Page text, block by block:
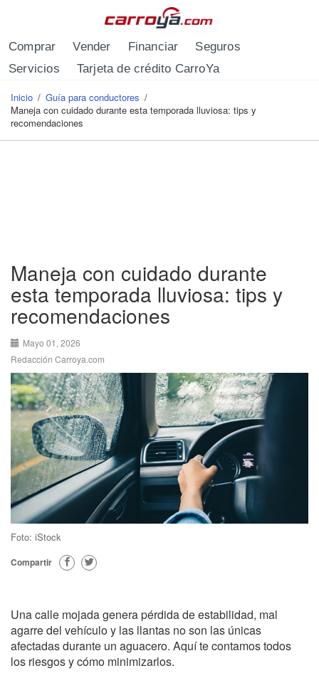
Comprar Vender Financiar
Seguros
Servicios
Tarjeta de crédito CarroYa
Se encuentra usted aquí
Inicio / Guía para conductores /
Maneja con cuidado durante esta temporada lluviosa: tips y
recomendaciones
Maneja con cuidado durante
esta temporada lluviosa: tips y
recomendaciones
Mayo 01, 2026
Redacción Carroya.com
Foto: iStock
Compartir
Una calle mojada genera pérdida de estabilidad, mal
agarre del vehículo y las llantas no son las únicas
afectadas durante un aguacero. Aquí te contamos todos
los riesgos y cómo minimizarlos.